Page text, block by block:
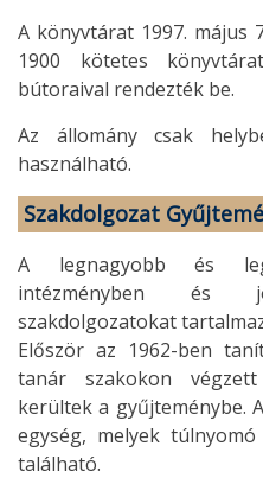
A könyvtárat 1997.
1900 kötetes
bútoraival rendezték be.
Az állomány csak
használható.
Szakdolgozat
A legnagyobb és
intézményben és
szakdolgozatokat
Először az 1962-ben
tanár szakokon
kerültek a gyűjteménybe.
egység, melyek
található.